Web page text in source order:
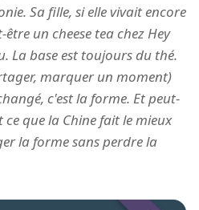
Sa fille, si elle vivait encore
un cheese tea chez Hey
La base est toujours du thé.
marquer un moment)
c'est la forme. Et peut-
que la Chine fait le mieux
la forme sans perdre la